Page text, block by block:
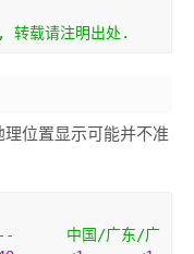
转载请注明出处.
位置显示可能并不准
--
中国/广东/广